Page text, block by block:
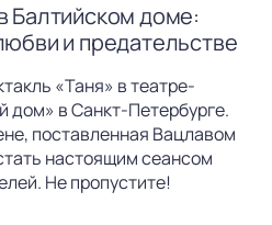
Балтийском доме:
и предательстве
«Таня» в театре-
дом» в Санкт-Петербурге.
поставленная Вацлавом
настоящим сеансом
Не пропустите!